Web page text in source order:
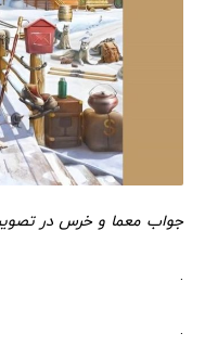
جواب معما و خرس در
.
.